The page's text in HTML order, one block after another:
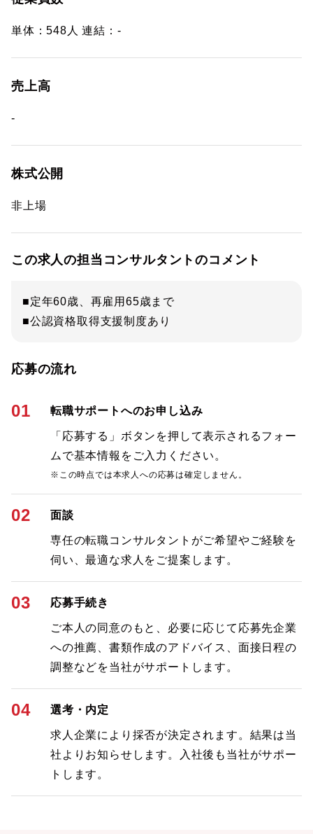
単体：548人 連結：-
売上高
-
株式公開
非上場
この求人の担当コンサルタントのコメント
■定年60歳、再雇用65歳まで
■公認資格取得支援制度あり
応募の流れ
01 転職サポートへのお申し込み
「応募する」ボタンを押して表示されるフォー
ムで基本情報をご入力ください。
※この時点では本求人への応募は確定しません。
02 面談
専任の転職コンサルタントがご希望やご経験を
伺い、最適な求人をご提案します。
03 応募手続き
ご本人の同意のもと、必要に応じて応募先企業
への推薦、書類作成のアドバイス、面接日程の
調整などを当社がサポートします。
04 選考・内定
求人企業により採否が決定されます。結果は当
社よりお知らせします。入社後も当社がサポー
トします。